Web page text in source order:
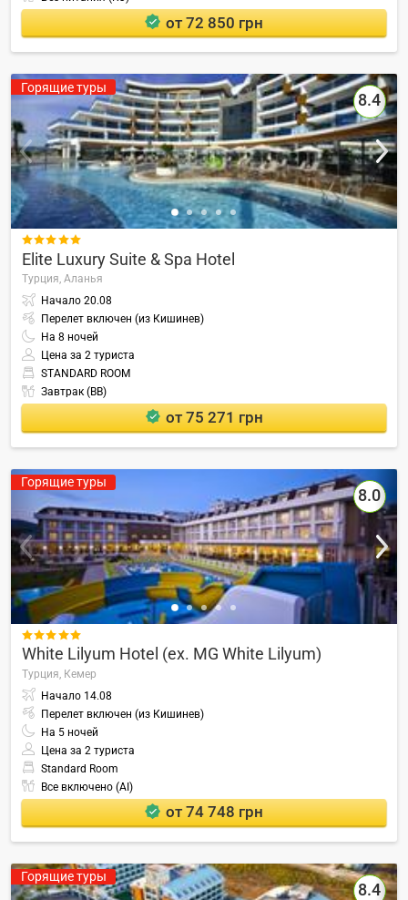
от 72 850 грн
Горящие туры
8.4

Elite Luxury Suite & Spa Hotel
Турция, Аланья
Начало 20.08
Перелет включен (из Кишинев)
На 8 ночей
Цена за 2 туриста
STANDARD ROOM
Завтрак (BB)
от 75 271 грн
Горящие туры
8.0

White Lilyum Hotel (ex. MG White Lilyum)
Турция, Кемер
Начало 14.08
Перелет включен (из Кишинев)
На 5 ночей
Цена за 2 туриста
Standard Room
Все включено (AI)
от 74 748 грн
Горящие туры
8.4